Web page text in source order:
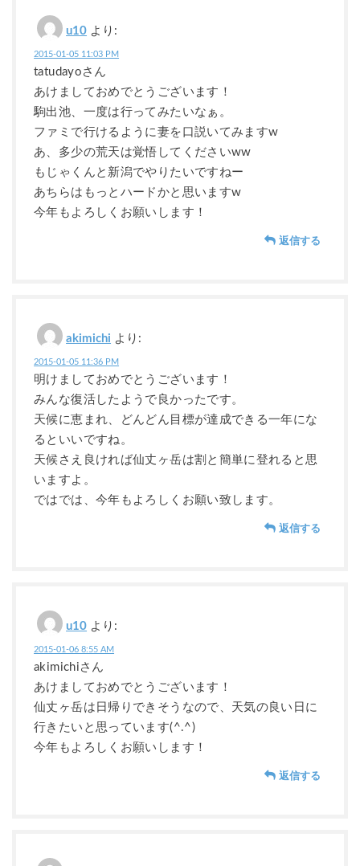
u10 より:
2015-01-05 11:03 PM
tatudayoさん
あけましておめでとうございます！
駒出池、一度は行ってみたいなぁ。
ファミで行けるように妻を口説いてみますw
あ、多少の荒天は覚悟してくださいww
もじゃくんと新潟でやりたいですねー
あちらはもっとハードかと思いますw
今年もよろしくお願いします！
返信する
akimichi より:
2015-01-05 11:36 PM
明けましておめでとうございます！
みんな復活したようで良かったです。
天候に恵まれ、どんどん目標が達成できる一年にな
るといいですね。
天候さえ良ければ仙丈ヶ岳は割と簡単に登れると思
いますよ。
ではでは、今年もよろしくお願い致します。
返信する
u10 より:
2015-01-06 8:55 AM
akimichiさん
あけましておめでとうございます！
仙丈ヶ岳は日帰りできそうなので、天気の良い日に
行きたいと思っています(^.^)
今年もよろしくお願いします！
返信する